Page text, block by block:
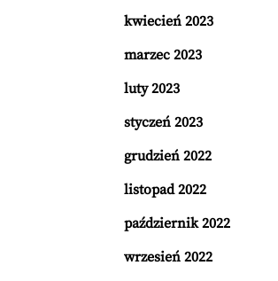
kwiecień 2023
marzec 2023
luty 2023
styczeń 2023
grudzień 2022
listopad 2022
październik 2022
wrzesień 2022